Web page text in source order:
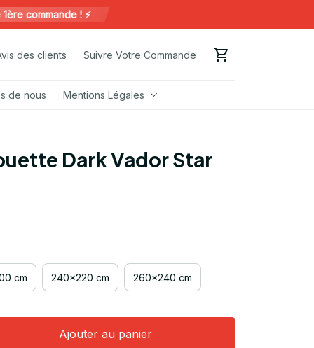
commande ! ⚡️
des clients Suivre Votre Commande
de nous Mentions Légales
Dark Vador Star
cm 240x220 cm 260x240 cm
Ajouter au panier